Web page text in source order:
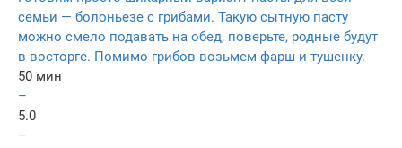
семьи — болоньезе с грибами. Такую сытную пасту
можно смело подавать на обед, поверьте, родные будут
в восторге. Помимо грибов возьмем фарш и тушенку.
50 мин
–
5.0
–